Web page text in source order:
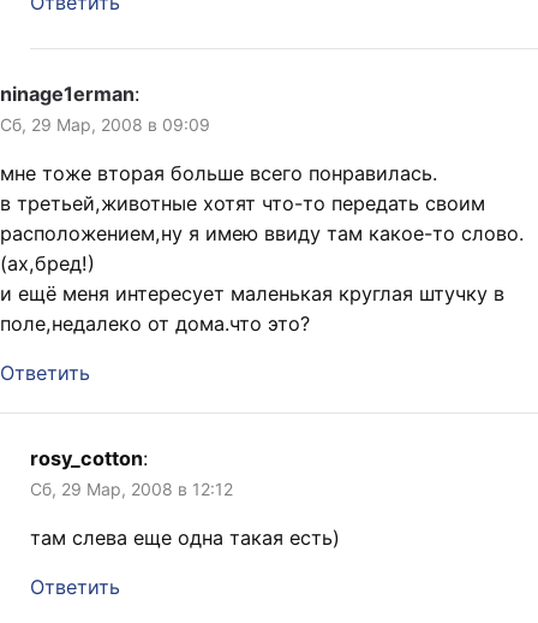
ninage1erman:
Сб, 29 Мар, 2008 в 09:09
мне тоже вторая больше всего понравилась.
в третьей,животные хотят что-то передать своим
расположением,ну я имею ввиду там какое-то слово.
(ах,бред!)
и ещё меня интересует маленькая круглая штучку в
поле,недалеко от дома.что это?
Ответить
rosy_cotton:
Сб, 29 Мар, 2008 в 12:12
там слева еще одна такая есть)
Ответить